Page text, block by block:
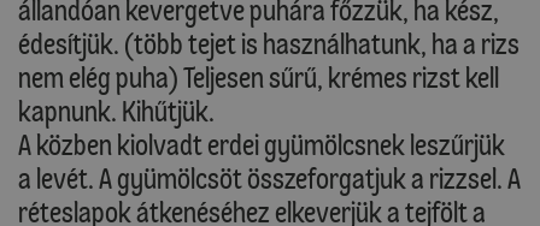
állandóan kevergetve puhára főzzük, ha kész,
édesítjük. (több tejet is használhatunk, ha a rizs
nem elég puha) Teljesen sűrű, krémes rizst kell
kapnunk. Kihűtjük.
A közben kiolvadt erdei gyümölcsnek leszűrjük
a levét. A gyümölcsöt összeforgatjuk a rizzsel. A
réteslapok átkenéséhez elkeverjük a tejfölt a